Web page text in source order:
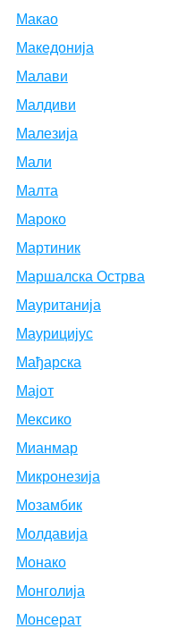
Макао
Македонија
Малави
Малдиви
Малезија
Мали
Малта
Мароко
Мартиник
Маршалска Острва
Мауританија
Маурицијус
Мађарска
Мајот
Мексико
Мианмар
Микронезија
Мозамбик
Молдавија
Монако
Монголија
Монсерат